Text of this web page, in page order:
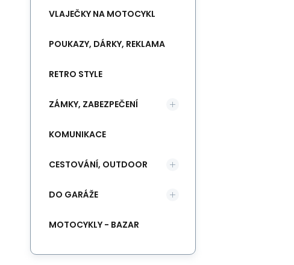
VLAJEČKY NA MOTOCYKL
POUKAZY, DÁRKY, REKLAMA
RETRO STYLE
ZÁMKY, ZABEZPEČENÍ
KOMUNIKACE
CESTOVÁNÍ, OUTDOOR
DO GARÁŽE
MOTOCYKLY - BAZAR